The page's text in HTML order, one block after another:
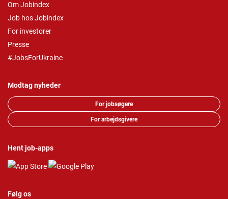
Om Jobindex
Job hos Jobindex
For investorer
Presse
#JobsForUkraine
Modtag nyheder
For jobsøgere
For arbejdsgivere
Hent job-apps
Følg os